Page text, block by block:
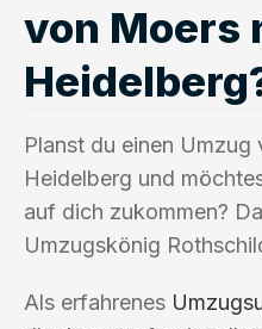
von Moers
Planst du einen Umzug
Heidelberg und
auf dich zukommen?
Umzugskönig
Als erfahrenes